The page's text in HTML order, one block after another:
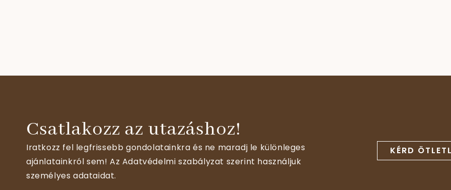
Csatlakozz az utazáshoz!
Iratkozz fel legfrissebb gondolatainkra és ne maradj le különleges
ajánlatainkról sem! Az Adatvédelmi szabályzat szerint használjuk
személyes adataidat.
KÉRD